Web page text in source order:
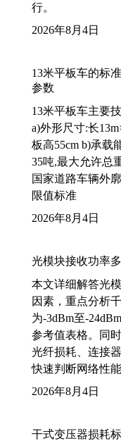
行。
2026年8月4日
13米平板车的标
参数
13米平板车主要
a)外形尺寸:长
板高55cm b)承载
35吨,最大允许总
国家道路车辆外
限值标准
2026年8月4日
光模块接收功率
本文详细解答光
因素，重点分析
为-3dBm至-
参考值表格。同
光纤损耗、连接
快速判断网络性能
2026年8月4日
干式变压器损耗